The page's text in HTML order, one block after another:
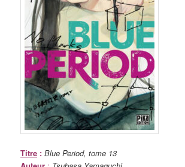
Titre : Blue Period, tome 13